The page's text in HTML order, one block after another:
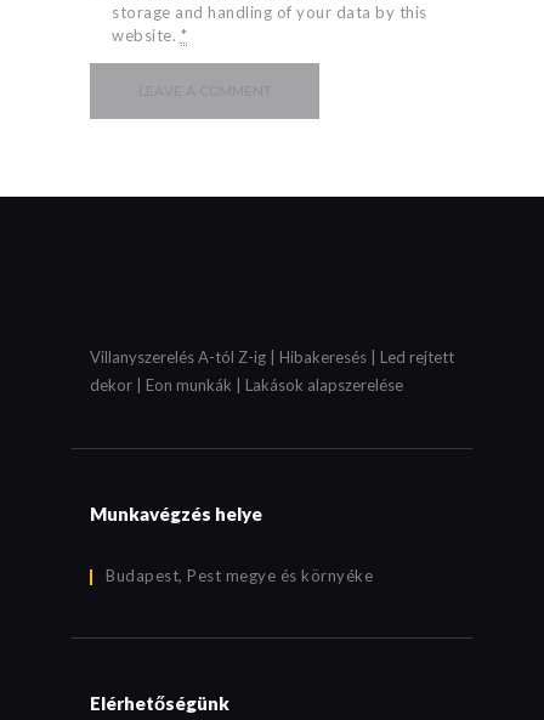
storage and handling of your data by this
website. *
Villanyszerelés A-tól Z-ig | Hibakeresés | Led rejtett
dekor | Eon munkák | Lakások alapszerelése
Munkavégzés helye
Budapest, Pest megye és környéke
Elérhetőségünk